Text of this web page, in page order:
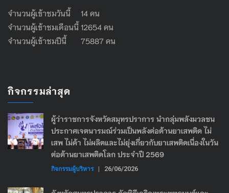
จำนวนผู้เข้าชมวันนี้ 14 คน
จำนวนผู้เข้าชมเดือนนี้ 12654 คน
จำนวนผู้เข้าชมปีนี้ 75887 คน
กิจกรรมล่าสุด
ผู้ว่าราชการจังหวัดสมุทรปราการ นำกลุ่มพลังมวลชน
ประกาศเจตนารมณ์ร่วมเป็นพลังต่อต้านยาเสพติด ไม่
เสพ ไม่ค้า ไม่ผลิตและไม่ยุ่งเกี่ยวกับยาเสพติดเนื่องในวัน
ต่อต้านยาเสพติดโลก ประจำปี 2569
กิจกรรมผู้บริหาร | 26/06/2026